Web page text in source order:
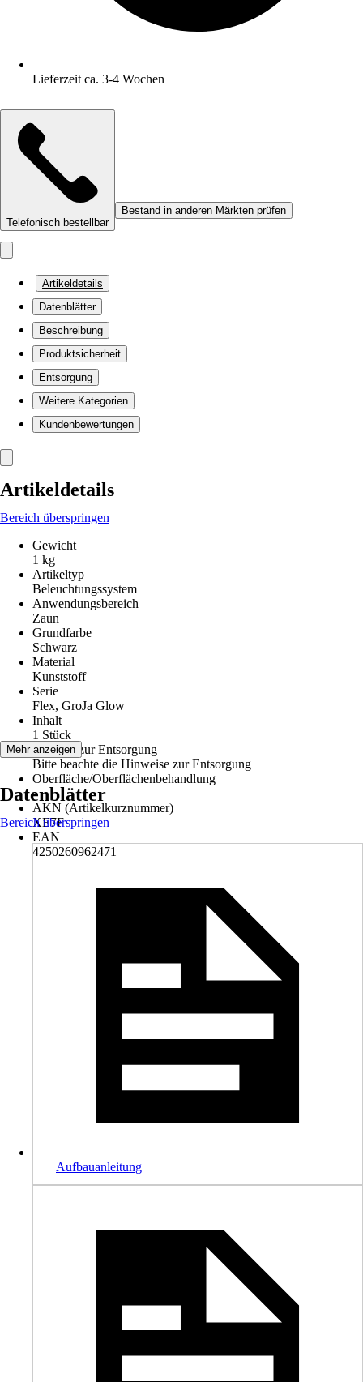
Lieferzeit ca. 3-4 Wochen
Telefonisch bestellbar
Bestand in anderen Märkten prüfen
Artikeldetails
Datenblätter
Beschreibung
Produktsicherheit
Entsorgung
Weitere Kategorien
Kundenbewertungen
Artikeldetails
Bereich überspringen
Gewicht
1 kg
Artikeltyp
Beleuchtungssystem
Anwendungsbereich
Zaun
Grundfarbe
Schwarz
Material
Kunststoff
Serie
Flex, GroJa Glow
Inhalt
1 Stück
Hinweis zur Entsorgung
Bitte beachte die Hinweise zur Entsorgung
Oberfläche/Oberflächenbehandlung
-
AKN (Artikelkurznummer)
XE7F
EAN
4250260962471
Mehr anzeigen
Datenblätter
Bereich überspringen
Aufbauanleitung